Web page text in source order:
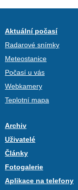
Aktuální počasí
Radarové snímky
Meteostanice
Počasí u vás
Webkamery
Teplotní mapa
Archiv
Uživatelé
Články
Fotogalerie
Aplikace na telefony